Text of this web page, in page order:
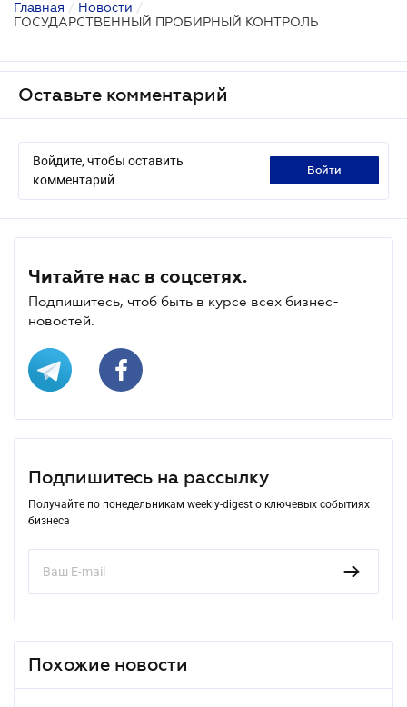
Главная / Новости /
ГОСУДАРСТВЕННЫЙ ПРОБИРНЫЙ КОНТРОЛЬ
Оставьте комментарий
Войдите, чтобы оставить
комментарий
войти
Читайте нас в соцсетях.
Подпишитесь, чтоб быть в курсе всех бизнес-
новостей.
Подпишитесь на рассылку
Получайте по понедельникам weekly-digest о ключевых событиях
бизнеса
Похожие новости